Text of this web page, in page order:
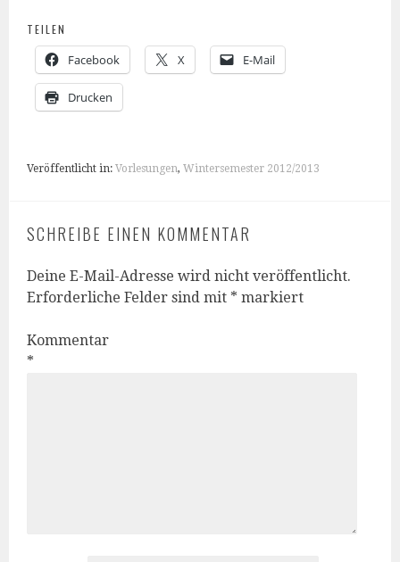
TEILEN
Facebook X E-Mail
Drucken
Veröffentlicht in:Vorlesungen,Wintersemester 2012/2013
SCHREIBE EINEN KOMMENTAR
Deine E-Mail-Adresse wird nicht veröffentlicht.
Erforderliche Felder sind mit * markiert
Kommentar
*